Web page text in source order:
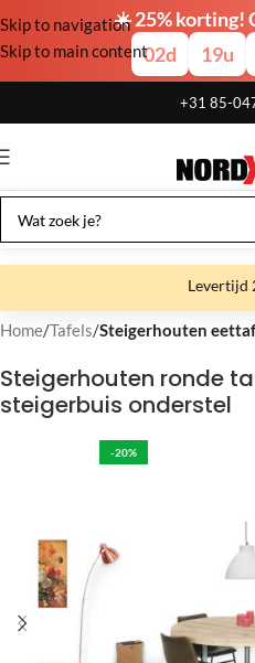
☀️ 25% korting!
02d 19u
Skip to navigation
Skip to main content
+31 85-
Levertijd
Gratis
Gratis
Showroom
Home Tafels Steigerhouten
Steigerhouten ronde
steigerbuis onderstel
-20%